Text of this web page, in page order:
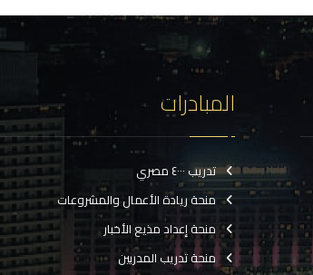
المبادرات
تدريب ٤٠٠٠ مصري
منحة ريادة الأعمال والمشروعات
منحة إعداد مذيع الأخبار
منحة تدريب المدربين